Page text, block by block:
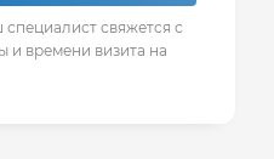
свяжется с
и времени визита на